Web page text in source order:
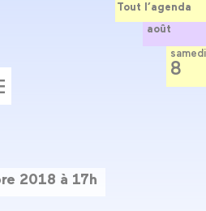
2018 à 17h
Tout l’agenda
août
samedi
8